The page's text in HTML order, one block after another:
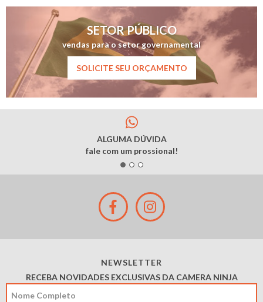
SETOR PÚBLICO
vendas para o setor governamental
SOLICITE SEU ORÇAMENTO
ALGUMA DÚVIDA
fale com um prossional!
NEWSLETTER
RECEBA NOVIDADES EXCLUSIVAS DA CAMERA NINJA